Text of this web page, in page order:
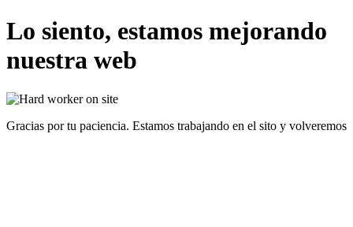
Lo siento, estamos mejorando
nuestra web
Gracias por tu paciencia. Estamos trabajando en el sito y volveremos